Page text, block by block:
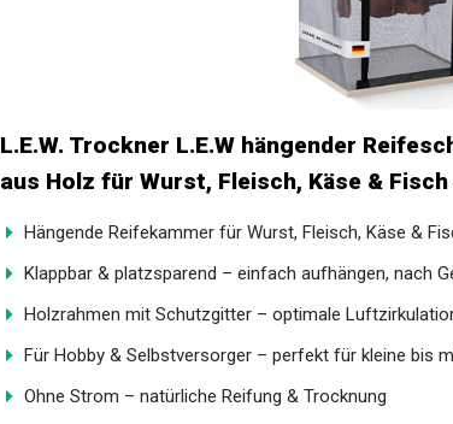
L.E.W. Trockner L.E.W hängender
aus Holz für Wurst, Fleisch, Käse &
Hängende Reifekammer für Wurst, Fleisch, Käse &
Klappbar & platzsparend – einfach aufhängen, nach
Holzrahmen mit Schutzgitter – optimale
Für Hobby & Selbstversorger – perfekt für kleine bis
Ohne Strom – natürliche Reifung & Trocknung